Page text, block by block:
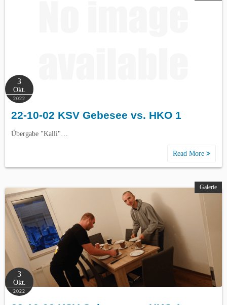
3
Okt.
2022
22-10-02 KSV Gebesee vs. HKO 1
Übergabe "Kalli"…
Read More
Galerie
3
Okt.
2022